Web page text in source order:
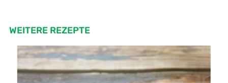
WEITERE REZEPTE